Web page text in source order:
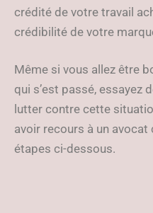
crédité de votre travail
crédibilité de votre
Même si vous allez être
qui s’est passé, essayez
lutter contre cette
avoir recours à un avocat
étapes ci-dessous.